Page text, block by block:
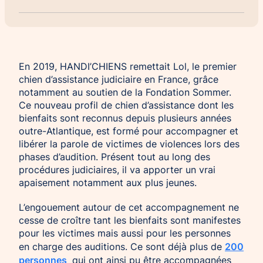
Chien d’assistance pour personne
Chien d’assistance d’accompagnement
social
Chien d’assistance à la réussite scolaire
Chien d’assistance judiciaire
Je lance une collecte
J’engage mes clients
En 2019, HANDI’CHIENS remettait Lol, le premier
chien d’assistance judiciaire en France, grâce
notamment au soutien de la Fondation Sommer.
Ce nouveau profil de chien d’assistance dont les
bienfaits sont reconnus depuis plusieurs années
outre-Atlantique, est formé pour accompagner et
libérer la parole de victimes de violences lors des
phases d’audition. Présent tout au long des
procédures judiciaires, il va apporter un vrai
apaisement notamment aux plus jeunes.
L’engouement autour de cet accompagnement ne
cesse de croître tant les bienfaits sont manifestes
pour les victimes mais aussi pour les personnes
en charge des auditions. Ce sont déjà plus de 200
personnes qui ont ainsi pu être accompagnées